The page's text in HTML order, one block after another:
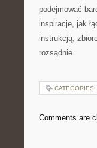
podejmować
inspiracje, jak
instrukcją,
rozsądnie.
CATEGORIES:
Comments are